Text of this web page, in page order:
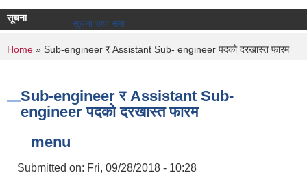
सूचना सूचना तथा समाचार
You are here
Home » Sub-engineer र Assistant Sub- engineer पदको दरखास्त फारम
Sub-engineer र Assistant Sub-
engineer पदको दरखास्त फारम
menu
Submitted on: Fri, 09/28/2018 - 10:28